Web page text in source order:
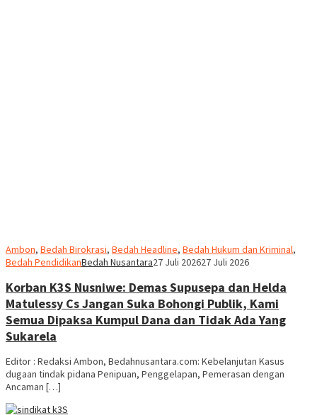
Ambon, Bedah Birokrasi, Bedah Headline, Bedah Hukum dan Kriminal,
Bedah PendidikanBedah Nusantara27 Juli 202627 Juli 2026
Korban K3S Nusniwe: Demas Supusepa dan Helda
Matulessy Cs Jangan Suka Bohongi Publik, Kami
Semua Dipaksa Kumpul Dana dan Tidak Ada Yang
Sukarela
Editor : Redaksi Ambon, Bedahnusantara.com: Kebelanjutan Kasus
dugaan tindak pidana Penipuan, Penggelapan, Pemerasan dengan
Ancaman […]